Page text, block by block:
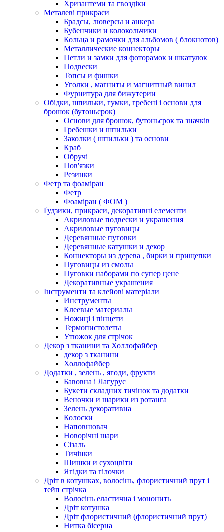
Хризантеми та гвоздіки
Металеві прикраси
Брадсы, люверсы и анкера
Бубенчики и колокольчики
Кольца и рамочки для альбомов ( блокнотов)
Металлические коннекторы
Петли и замки для фоторамок и шкатулок
Подвески
Топсы и фишки
Уголки , магниты и магнитный винил
Фурнитура для бижутерии
Обідки, шпильки, гумки, гребені і основи для
брошок (бутоньєрок)
Основи для брошок, бутоньєрок та значків
Гребешки и шпильки
Заколки ( шпильки ) та основи
Краб
Обручі
Пов'язки
Резинки
Фетр та фоаміран
Фетр
Фоаміран ( ФОМ )
Ґудзики, прикраси, декоративні елементи
Акриловые подвески и украшения
Акриловые пуговицы
Деревянные пуговки
Деревянные катушки и декор
Коннекторы из дерева , бирки и прищепки
Пуговицы из смолы
Пуговки наборами по супер цене
Декоративные украшения
Інструменти та клейові матеріали
Инструменты
Клеевые материалы
Ножиці і пінцети
Термопистолеты
Утюжок для стрічок
Декор з тканини та Холлофайбер
декор з тканини
Холлофайбер
Додатки , зелень , ягоди, фрукти
Бавовна і Лагурус
Букети складних тичінок та додатки
Веночки и шарики из ротанга
Зелень декоративна
Колоски
Наповнювач
Новорічні шари
Сізаль
Тичінки
Шишки и сухоцвіти
Ягідки та гілочки
Дріт в котушках, волосінь, флористичний прут і
тейп стрічка
Волосінь еластична і мононить
Дріт котушка
Дріт флористичний (флористичний прут)
Нитка бісерна